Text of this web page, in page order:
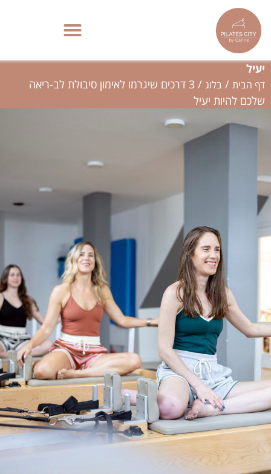
לתוכן
3 דרכים שיגרמו לאימון סיבולת לב-ריאה שלכם להיות
יעיל
דף הבית / בלוג /
3 דרכים שיגרמו לאימון סיבולת לב-ריאה
שלכם להיות יעיל